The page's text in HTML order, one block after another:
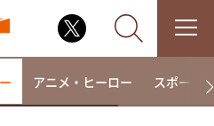
アニメ・ヒーロー スポーツ